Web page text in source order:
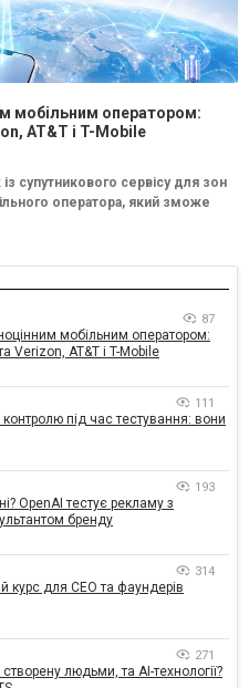
мобільним оператором:
AT&T і T-Mobile
супутникового сервісу для зон
оператора, який зможе
87
мобільним оператором:
Verizon, AT&T і T-Mobile
111
під час тестування: вони
193
OpenAI тестує рекламу з
бренду
314
курс для CEO та фаундерів
271
людьми, та AI-технології?